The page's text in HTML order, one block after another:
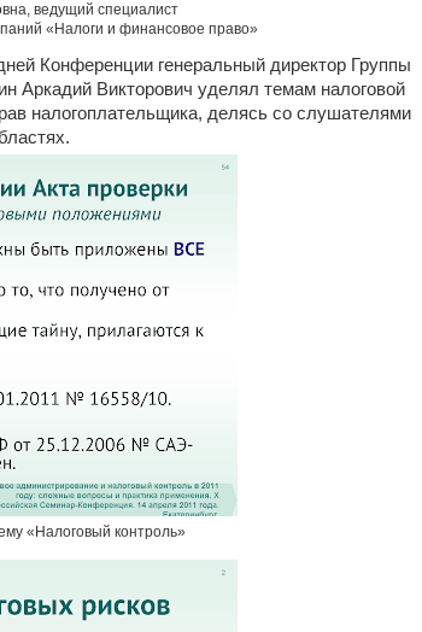
ведущий специалист
«Налоги и финансовое право»
Конференции генеральный директор Группы
Аркадий Викторович уделял темам налоговой
налогоплательщика, делясь со слушателями
«Налоговый контроль»